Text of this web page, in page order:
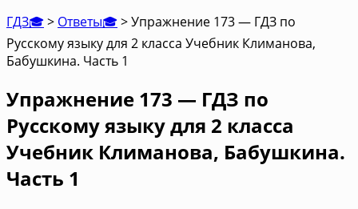
ГДЗ🎓> Ответы🎓>Упражнение 173 — ГДЗ по
Русскому языку для 2 класса Учебник Климанова,
Бабушкина. Часть 1
Упражнение 173 — ГДЗ по
Русскому языку для 2 класса
Учебник Климанова, Бабушкина.
Часть 1